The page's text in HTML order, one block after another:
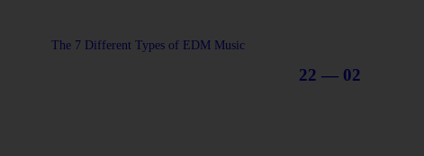
22 — 02
The 7 Different Types of EDM Music